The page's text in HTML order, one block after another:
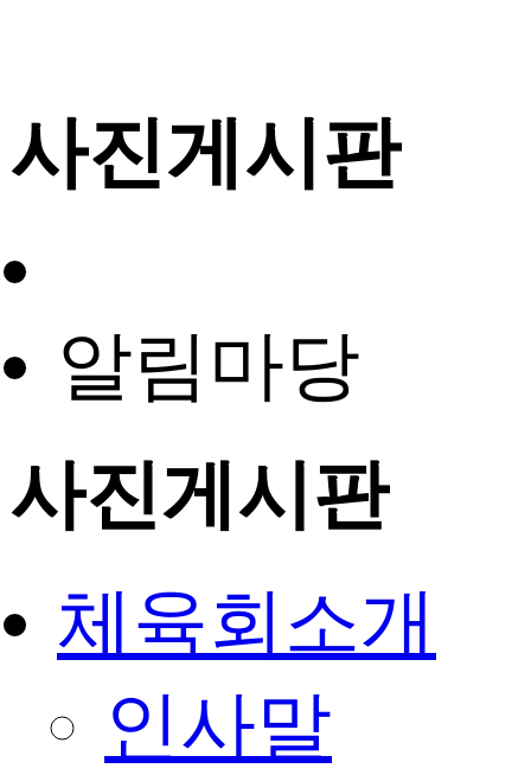
사진게시판
알림마당
사진게시판
체육회소개
인사말